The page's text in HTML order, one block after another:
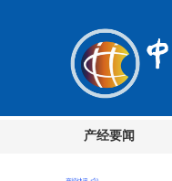
产经要闻